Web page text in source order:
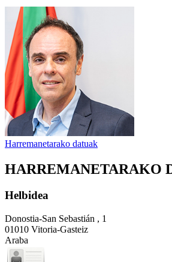
Harremanetarako datuak
HARREMANETARAKO
Helbidea
Donostia-San Sebastián , 1
01010 Vitoria-Gasteiz
Araba